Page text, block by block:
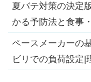
夏バテ対策の決定
かる予防法と食事
ペースメーカーの
ビリでの負荷設定|